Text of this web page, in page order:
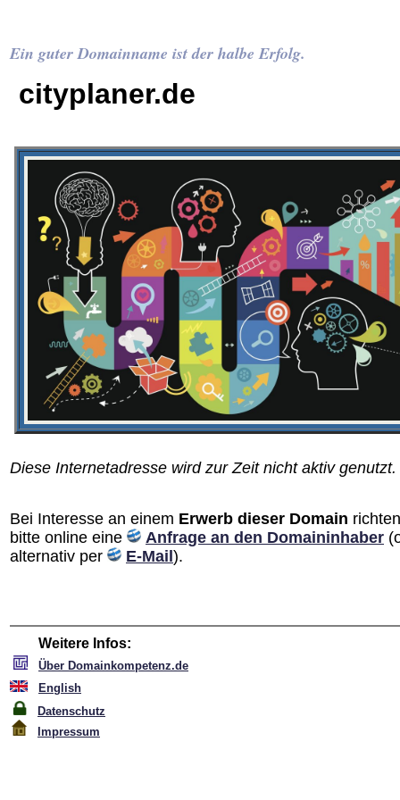
Ein guter Domainname ist der halbe Erfolg.
cityplaner.de
Diese Internetadresse wird zur Zeit nicht aktiv genutzt.
Bei Interesse an einem Erwerb dieser Domain
bitte online eine
Anfrage an den Domain­inhaber
alternativ per
E-Mail ).
Weitere Infos:
Über Domainkompetenz.de
English
Datenschutz
Impressum